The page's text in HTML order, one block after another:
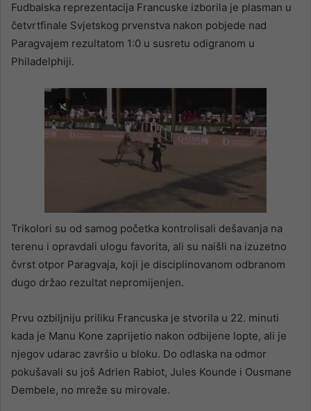
Fudbalska reprezentacija Francuske izborila je plasman u
četvrtfinale Svjetskog prvenstva nakon pobjede nad
Paragvajem rezultatom 1:0 u susretu odigranom u
Philadelphiji.
Trikolori su od samog početka kontrolisali dešavanja na
terenu i opravdali ulogu favorita, ali su naišli na izuzetno
čvrst otpor Paragvaja, koji je disciplinovanom odbranom
dugo držao rezultat nepromijenjen.
Prvu ozbiljniju priliku Francuska je stvorila u 22. minuti
kada je Manu Kone zaprijetio nakon odbijene lopte, ali je
njegov udarac završio u bloku. Do odlaska na odmor
pokušavali su još Adrien Rabiot, Jules Kounde i Ousmane
Dembele, no mreže su mirovale.